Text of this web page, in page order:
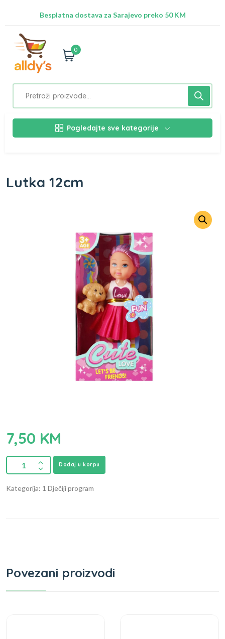
Besplatna dostava za Sarajevo preko 50 KM
0
Pogledajte sve kategorije
Lutka 12cm
7,50 KM
Dodaj u korpu
Kategorija: 1 Dječiji program
Povezani proizvodi